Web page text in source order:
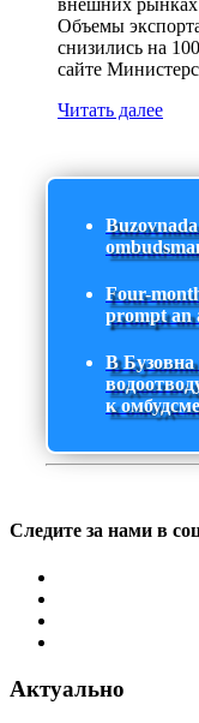
внешних рынках
Объемы
снизились на
сайте
Читать далее
Four-
prompt an
В
к
Следите за нами в
Актуально